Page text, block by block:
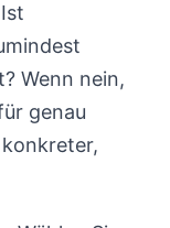
Wenn nein,
genau